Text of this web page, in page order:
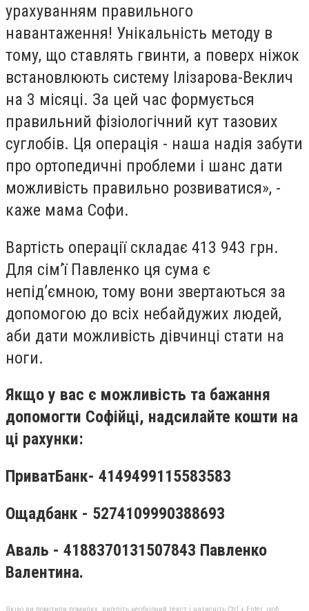
урахуванням правильного
навантаження! Унікальність методу в
тому, що ставлять гвинти, а поверх ніжок
встановлюють систему Ілізарова-Веклич
на 3 місяці. За цей час формується
правильний фізіологічний кут тазових
суглобів. Ця операція - наша надія забути
про ортопедичні проблеми і шанс дати
можливість правильно розвиватися», -
каже мама Софи.
Вартість операції складає 413 943 грн.
Для сім’ї Павленко ця сума є
непід’ємною, тому вони звертаються за
допомогою до всіх небайдужих людей,
аби дати можливість дівчинці стати на
ноги.
Якщо у вас є можливість та бажання
допомогти Софійці, надсилайте кошти на
ці рахунки:
ПриватБанк- 4149499115583583
Ощадбанк - 5274109990388693
Аваль - 4188370131507843 Павленко
Валентина.
Якщо ви помітили помилку, виділіть необхідний текст і натисніть Ctrl + Enter, щоб